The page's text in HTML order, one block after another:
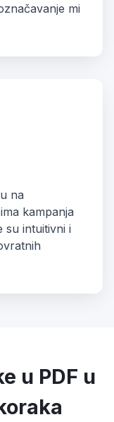
mi
na
kampanja
su intuitivni i
u PDF u